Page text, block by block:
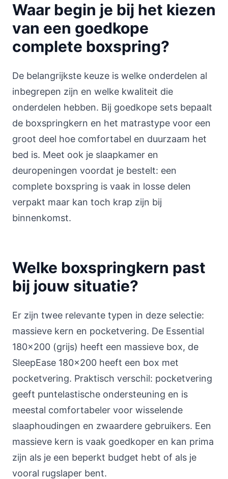
Waar begin je bij het kiezen
van een goedkope
complete boxspring?
De belangrijkste keuze is welke onderdelen al
inbegrepen zijn en welke kwaliteit die
onderdelen hebben. Bij goedkope sets bepaalt
de boxspringkern en het matrastype voor een
groot deel hoe comfortabel en duurzaam het
bed is. Meet ook je slaapkamer en
deuropeningen voordat je bestelt: een
complete boxspring is vaak in losse delen
verpakt maar kan toch krap zijn bij
binnenkomst.
Welke boxspringkern past
bij jouw situatie?
Er zijn twee relevante typen in deze selectie:
massieve kern en pocketvering. De Essential
180x200 (grijs) heeft een massieve box, de
SleepEase 180x200 heeft een box met
pocketvering. Praktisch verschil: pocketvering
geeft puntelastische ondersteuning en is
meestal comfortabeler voor wisselende
slaaphoudingen en zwaardere gebruikers. Een
massieve kern is vaak goedkoper en kan prima
zijn als je een beperkt budget hebt of als je
vooral rugslaper bent.